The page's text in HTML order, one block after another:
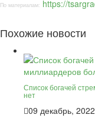
По материалам: https://
Похожие новости
Список богачей
нет
09 декабрь, 2022